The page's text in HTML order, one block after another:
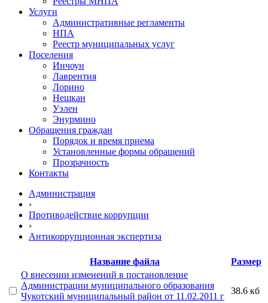
Услуги
Административные регламенты
НПА
Реестр муниципальных услуг
Поселения
Инчоун
Лаврентия
Лорино
Нешкан
Уэлен
Энурмино
Обращения граждан
Порядок и время приема
Установленные формы обращений
Прозрачность
Контакты
Администрация
›
Противодействие коррупции
›
Антикоррупционная экспертиза
Название файла
Размер
О внесении изменений в постановление
Администрации муниципального образования
Чукотский муниципальный район от 11.02.2011 г
38.6 кб